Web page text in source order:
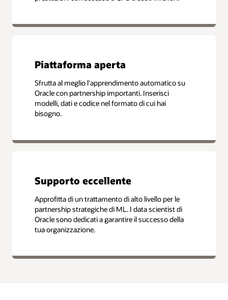
Piattaforma aperta
Sfrutta al meglio l'apprendimento automatico su
Oracle con partnership importanti. Inserisci
modelli, dati e codice nel formato di cui hai
bisogno.
Supporto eccellente
Approfitta di un trattamento di alto livello per le
partnership strategiche di ML. I data scientist di
Oracle sono dedicati a garantire il successo della
tua organizzazione.